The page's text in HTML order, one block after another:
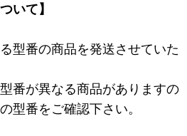
いて】
型番の商品を発送させていた
番が異なる商品がありますの
型番をご確認下さい。